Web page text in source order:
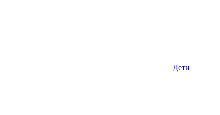
Дети